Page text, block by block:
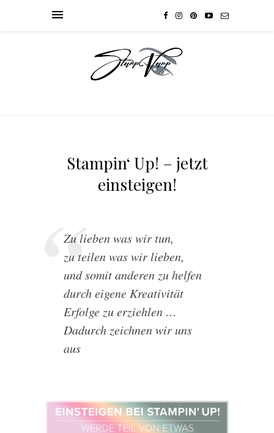
Stampin‘ Up! – jetzt
einsteigen!
Zu liebenwas wir tun,
zu teilen was wir lieben,
und somit anderen zu helfen
durch eigene Kreativität
Erfolge zu erziehlen …
Dadurch zeichnen wir uns
aus